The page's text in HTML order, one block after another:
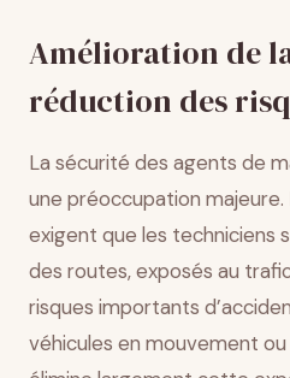
Amélioration de
réduction des
La sécurité des agents de
une préoccupation majeure.
exigent que les techniciens
des routes, exposés au
risques importants
véhicules en mouvement